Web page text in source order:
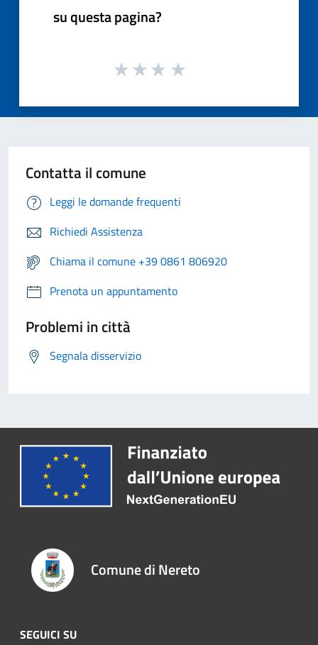
su questa pagina?
Contatta il comune
Leggi le domande frequenti
Richiedi Assistenza
Chiama il comune +39 0861 806920
Prenota un appuntamento
Problemi in città
Segnala disservizio
Comune di Nereto
SEGUICI SU